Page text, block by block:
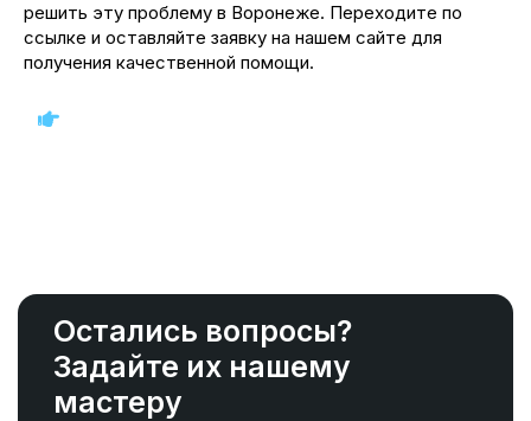
решить эту проблему в Воронеже. Переходите по
ссылке и оставляйте заявку на нашем сайте для
получения качественной помощи.
Остались вопросы?
Задайте их нашему
мастеру